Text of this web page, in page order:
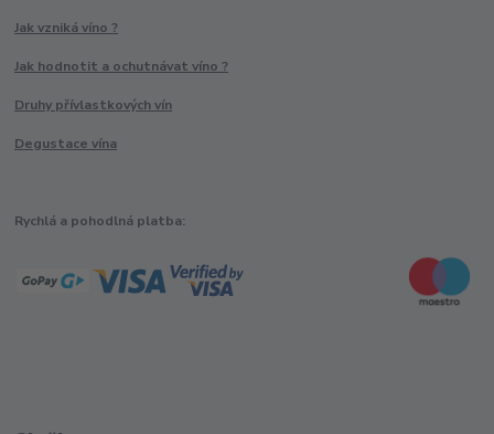
Jak vzniká víno ?
Jak hodnotit a ochutnávat víno ?
Druhy přívlastkových vín
Degustace vína
Rychlá a pohodlná platba: